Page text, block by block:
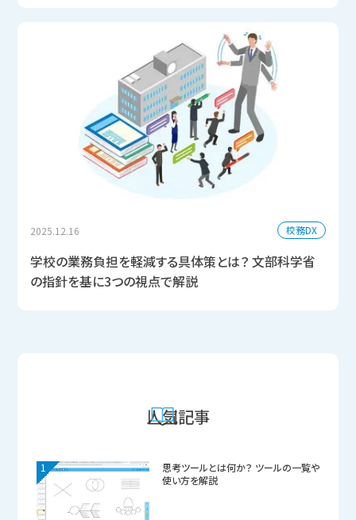
2025.12.16 校務DX
学校の業務負担を軽減する具体策とは？ 文部科学省
の指針を基に3つの視点で解説
人気記事
1
思考ツールとは何か？ ツールの一覧や
使い方を解説